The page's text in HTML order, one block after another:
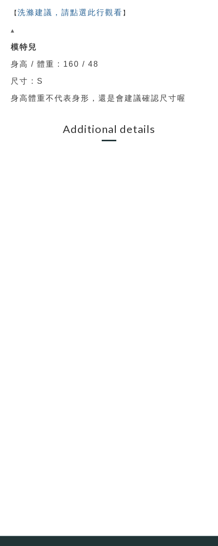
【洗滌建議，請點選此行觀看】
▴
模特兒
身高 / 體重 : 160 / 48
尺寸 : S
身高體重不代表身形，還是會建議確認尺寸喔
Additional details